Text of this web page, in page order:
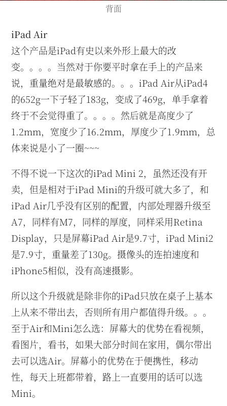
背面
iPad Air
这个产品是iPad有史以来外形上最大的改
变。。。。当然对于你要平时拿在手上的产品来
说，重量绝对是最敏感的。。。iPad Air从iPad4
的652g一下子轻了183g，变成了469g，单手拿着
终于不会觉得重了。。。。然后就是高度少了
1.2mm，宽度少了16.2mm，厚度少了1.9mm，总
体来说是小了一圈~~~
不得不说一下这次的iPad Mini 2，虽然还没有开
卖，但是相对于iPad Mini的升级可就大多了，和
iPad Air几乎没有区别的配置，内部处理器升级至
A7，同样有M7，同样的厚度，同样采用Retina
Display，只是屏幕iPad Air是9.7寸，iPad Mini2
是7.9寸，重量差了130g。摄像头的连拍速度和
iPhone5相似，没有高速摄影。
所以这个升级就是除非你的iPad只放在桌子上基本
上从来不带出去，否则所有用户都值得升级。。。
至于Air和Mini怎么选：屏幕大的优势在看视频，
看图片，看书，如果大部分时间在家用，偶尔带出
去可以选Air。屏幕小的优势在于便携性，移动
性，每天上班都带着，路上一直要用的话可以选
Mini。